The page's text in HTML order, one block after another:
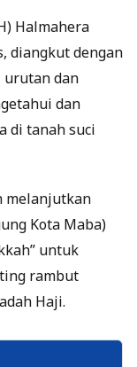
Halmahera
diangkut dengan
urutan dan
dan
di tanah suci
melanjutkan
Kota Maba)
untuk
rambut
Haji.